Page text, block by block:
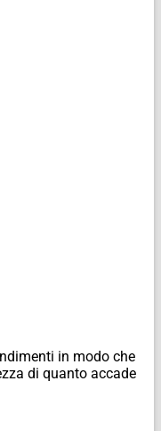
in modo che
di quanto accade